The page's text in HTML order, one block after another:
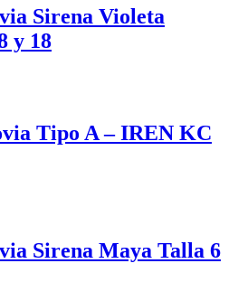
Sirena Violeta
y 18
Tipo A – IREN KC
Sirena Maya Talla 6